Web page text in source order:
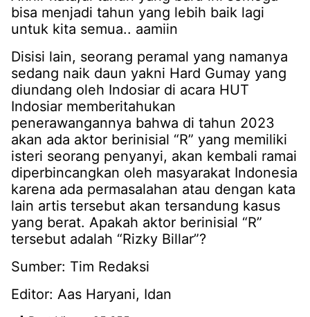
bisa menjadi tahun yang lebih baik lagi
untuk kita semua.. aamiin
Disisi lain, seorang peramal yang namanya
sedang naik daun yakni Hard Gumay yang
diundang oleh Indosiar di acara HUT
Indosiar memberitahukan
penerawangannya bahwa di tahun 2023
akan ada aktor berinisial “R” yang memiliki
isteri seorang penyanyi, akan kembali ramai
diperbincangkan oleh masyarakat Indonesia
karena ada permasalahan atau dengan kata
lain artis tersebut akan tersandung kasus
yang berat. Apakah aktor berinisial “R”
tersebut adalah “Rizky Billar”?
Sumber: Tim Redaksi
Editor: Aas Haryani, Idan